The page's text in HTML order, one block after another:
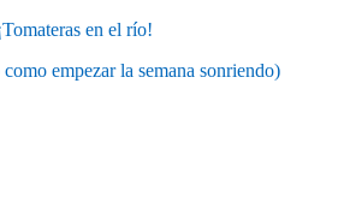
en el río!
empezar la semana sonriendo)